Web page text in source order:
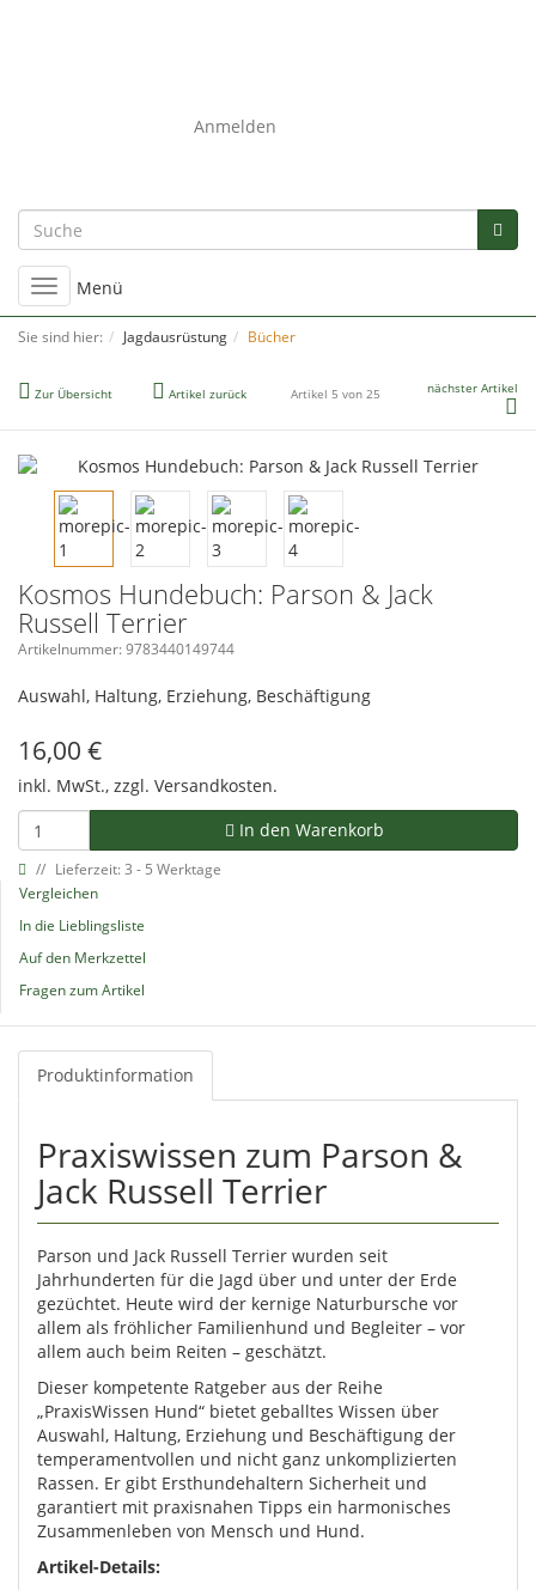
Anmelden
Umschalten
der
Navigation
Menü
Sie sind hier: Jagdausrüstung Bücher
Zur Übersicht Artikel zurück Artikel 5 von 25 nächster Artikel
Kosmos Hundebuch: Parson & Jack
Russell Terrier
Artikelnummer: 9783440149744
Auswahl, Haltung, Erziehung, Beschäftigung
16,00 €
inkl. MwSt., zzgl. Versandkosten.
In den Warenkorb
Lieferzeit: 3 - 5 Werktage
Vergleichen
In die Lieblingsliste
Auf den Merkzettel
Fragen zum Artikel
Produktinformation
Praxiswissen zum Parson &
Jack Russell Terrier
Parson und Jack Russell Terrier wurden seit
Jahrhunderten für die Jagd über und unter der Erde
gezüchtet. Heute wird der kernige Naturbursche vor
allem als fröhlicher Familienhund und Begleiter – vor
allem auch beim Reiten – geschätzt.
Dieser kompetente Ratgeber aus der Reihe
„PraxisWissen Hund“ bietet geballtes Wissen über
Auswahl, Haltung, Erziehung und Beschäftigung der
temperamentvollen und nicht ganz unkomplizierten
Rassen. Er gibt Ersthundehaltern Sicherheit und
garantiert mit praxisnahen Tipps ein harmonisches
Zusammenleben von Mensch und Hund.
Artikel-Details: